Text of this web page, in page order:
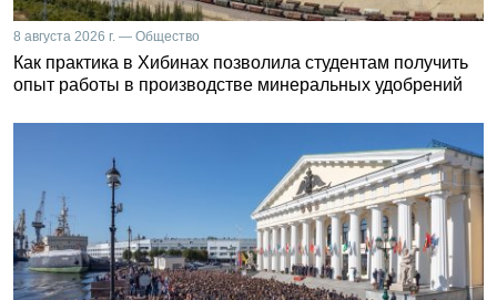
8 августа 2026 г. — Общество
Как практика в Хибинах позволила студентам получить
опыт работы в производстве минеральных удобрений